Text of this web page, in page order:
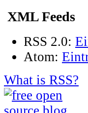
XML Feeds
RSS 2.0:
Atom:
What is RSS?